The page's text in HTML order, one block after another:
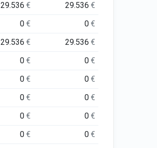
29.536€ 29.536€
0€ 0€
29.536€ 29.536€
0€ 0€
0€ 0€
0€ 0€
0€ 0€
0€ 0€